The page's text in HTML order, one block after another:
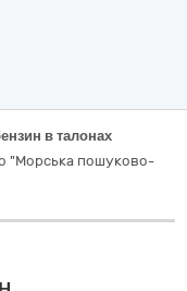
в талонах
"Морська пошуково-